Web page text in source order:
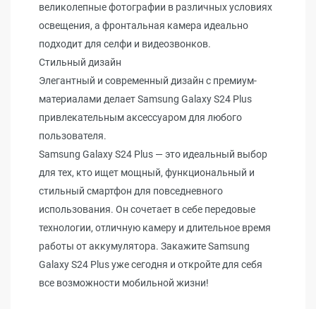
великолепные фотографии в различных условиях
освещения, а фронтальная камера идеально
подходит для селфи и видеозвонков.
Стильный дизайн
Элегантный и современный дизайн с премиум-
материалами делает Samsung Galaxy S24 Plus
привлекательным аксессуаром для любого
пользователя.
Samsung Galaxy S24 Plus — это идеальный выбор
для тех, кто ищет мощный, функциональный и
стильный смартфон для повседневного
использования. Он сочетает в себе передовые
технологии, отличную камеру и длительное время
работы от аккумулятора. Закажите Samsung
Galaxy S24 Plus уже сегодня и откройте для себя
все возможности мобильной жизни!